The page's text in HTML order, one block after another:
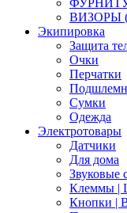
ВИЗОРЫ
Экипировка
Защита
Очки
Перчатки
Сумки
Одежда
Электротовары
Датчики
Для дома
Звуковые
Клеммы |
Кнопки |